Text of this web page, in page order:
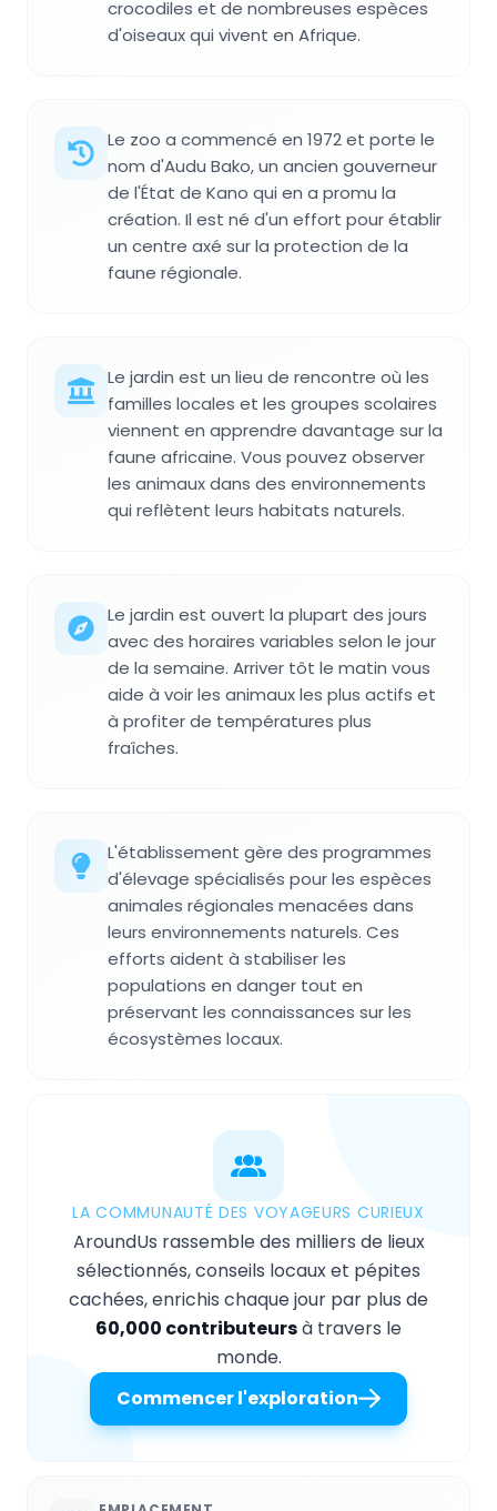
crocodiles et de nombreuses espèces
d'oiseaux qui vivent en Afrique.
Le zoo a commencé en 1972 et porte le
nom d'Audu Bako, un ancien gouverneur
de l'État de Kano qui en a promu la
création. Il est né d'un effort pour établir
un centre axé sur la protection de la
faune régionale.
Le jardin est un lieu de rencontre où les
familles locales et les groupes scolaires
viennent en apprendre davantage sur la
faune africaine. Vous pouvez observer
les animaux dans des environnements
qui reflètent leurs habitats naturels.
Le jardin est ouvert la plupart des jours
avec des horaires variables selon le jour
de la semaine. Arriver tôt le matin vous
aide à voir les animaux les plus actifs et
à profiter de températures plus
fraîches.
L'établissement gère des programmes
d'élevage spécialisés pour les espèces
animales régionales menacées dans
leurs environnements naturels. Ces
efforts aident à stabiliser les
populations en danger tout en
préservant les connaissances sur les
écosystèmes locaux.
LA COMMUNAUTÉ DES VOYAGEURS CURIEUX
AroundUs rassemble des milliers de lieux
sélectionnés, conseils locaux et pépites
cachées, enrichis chaque jour par plus de
60,000 contributeursà travers le
monde.
Commencer l'exploration